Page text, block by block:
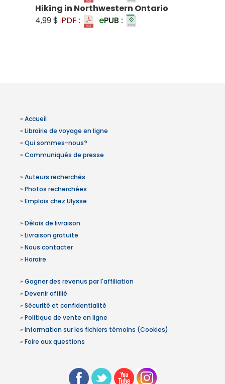
Hiking in Northwestern Ontario
4,99 $ PDF : ePUB :
» Accueil
» Librairie de voyage en ligne
» Qui sommes-nous?
» Communiqués de presse
» Auteurs recherchés
» Photos recherchées
» Emplois chez Ulysse
» Délais de livraison
» Livraison gratuite
» Nous contacter
» Horaire
» Gagner des revenus par l'affiliation
» Devenir affilié
» Sécurité et confidentialité
» Politique de vente en ligne
» Information sur les fichiers témoins (Cookies)
» Foire aux questions